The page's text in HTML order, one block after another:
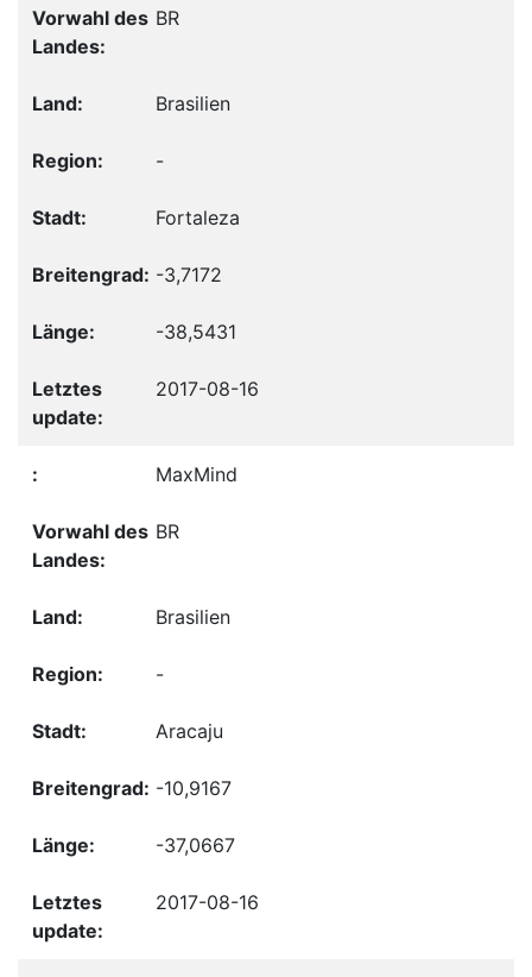
BR
Brasilien
-
Fortaleza
-3,7172
-38,5431
2017-08-16
MaxMind
BR
Brasilien
-
Aracaju
-10,9167
-37,0667
2017-08-16